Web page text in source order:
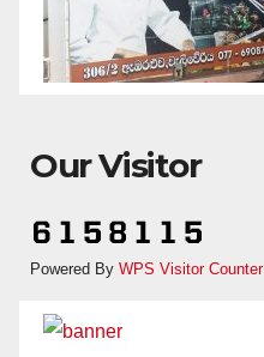
Our Visitor
Powered By WPS Visitor Counter